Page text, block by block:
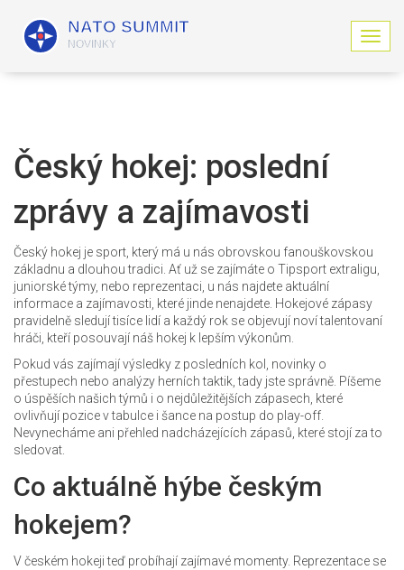
Z
o
g
a
i
Český hokej: poslední
zprávy a zajímavosti
Český hokej je sport, který má u nás obrovskou fanouškovskou
základnu a dlouhou tradici. Ať už se zajímáte o Tipsport extraligu,
juniorské týmy, nebo reprezentaci, u nás najdete aktuální
informace a zajímavosti, které jinde nenajdete. Hokejové zápasy
pravidelně sledují tisíce lidí a každý rok se objevují noví talentovaní
hráči, kteří posouvají náš hokej k lepším výkonům.
Pokud vás zajímají výsledky z posledních kol, novinky o
přestupech nebo analýzy herních taktik, tady jste správně. Píšeme
o úspěších našich týmů i o nejdůležitějších zápasech, které
ovlivňují pozice v tabulce i šance na postup do play-off.
Nevynecháme ani přehled nadcházejících zápasů, které stojí za to
sledovat.
Co aktuálně hýbe českým
hokejem?
V českém hokeji teď probíhají zajímavé momenty. Reprezentace se